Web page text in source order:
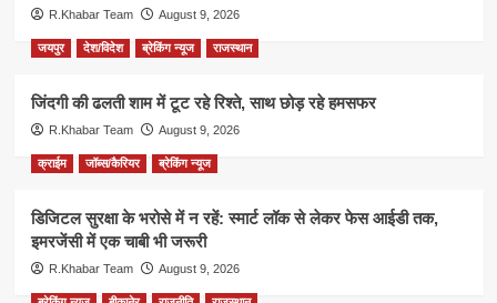
R.Khabar Team August 9, 2026
जयपुर देश/विदेश ब्रेकिंग न्यूज राजस्थान
जिंदगी की ढलती शाम में टूट रहे रिश्ते, साथ छोड़ रहे हमसफर
R.Khabar Team August 9, 2026
क्राईम जॉब्स/कैरियर ब्रेकिंग न्यूज
डिजिटल सुरक्षा के भरोसे में न रहें: स्मार्ट लॉक से लेकर फेस आईडी तक,
इमरजेंसी में एक चाबी भी जरूरी
R.Khabar Team August 9, 2026